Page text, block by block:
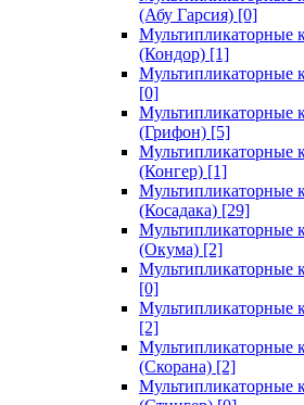
(Абу Гарсия) [0]
Мультипликаторные
(Кондор) [1]
Мультипликаторные
[0]
Мультипликаторные
(Грифон) [5]
Мультипликаторные
(Конгер) [1]
Мультипликаторные
(Косадака) [29]
Мультипликаторные
(Окума) [2]
Мультипликаторные
[0]
Мультипликаторные
[2]
Мультипликаторные
(Скорана) [2]
Мультипликаторные